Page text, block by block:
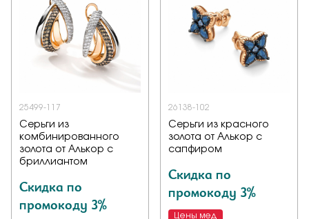
25499-117
Серьги из
комбинированного
золота от Алькор с
бриллиантом
Скидка по
промокоду 3%
26138-102
Серьги из красного
золота от Алькор с
сапфиром
Скидка по
промокоду 3%
Цены мед